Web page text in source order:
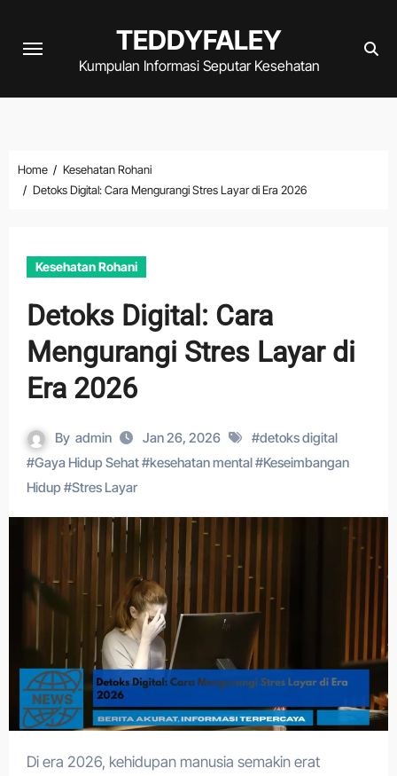
TEDDYFALEY
Kumpulan Informasi Seputar Kesehatan
Home
Kesehatan Rohani
Detoks Digital: Cara Mengurangi Stres Layar di Era 2026
Kesehatan Rohani
Detoks Digital: Cara
Mengurangi Stres Layar di
Era 2026
By admin Jan 26, 2026 #detoks digital
#Gaya Hidup Sehat#kesehatan mental#Keseimbangan
Hidup#Stres Layar
Di era 2026, kehidupan manusia semakin erat